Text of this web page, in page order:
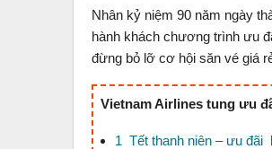
Nhân kỷ niệm 90 năm ngày
hành khách chương trình ưu
đừng bỏ lỡ cơ hội săn vé giá
Vietnam Airlines tung ưu
1 Tết thanh niên – ưu đãi